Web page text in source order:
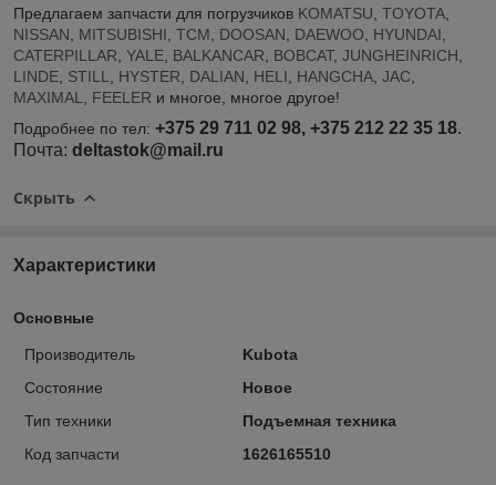
Предлагаем запчасти для погрузчиков KOMATSU TOYOTA
NISSAN
MITSUBISHI TCM DOOSAN DAEWOO HYUNDAI
CATERPILLAR YALE BALKANCAR BOBCAT, JUNGHEINRICH
LINDE STILL HYSTER DALIAN HELI HANGCHA JAC
MAXIMAL
FEELER и многое, многое другое!
Подробнее по тел: +375 29 711 02 98, +375 212 22 35 18.
Почта: deltastok@mail.ru
Скрыть
Характеристики
Основные
Производитель
Kubota
Состояние
Новое
Тип техники
Подъемная техника
Код запчасти
1626165510